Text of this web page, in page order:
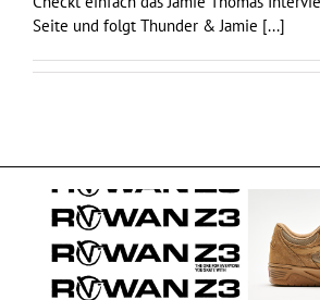
Seite und folgt Thunder & Jamie [...]